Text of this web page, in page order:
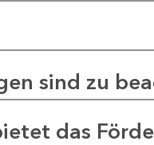
sind zu
das